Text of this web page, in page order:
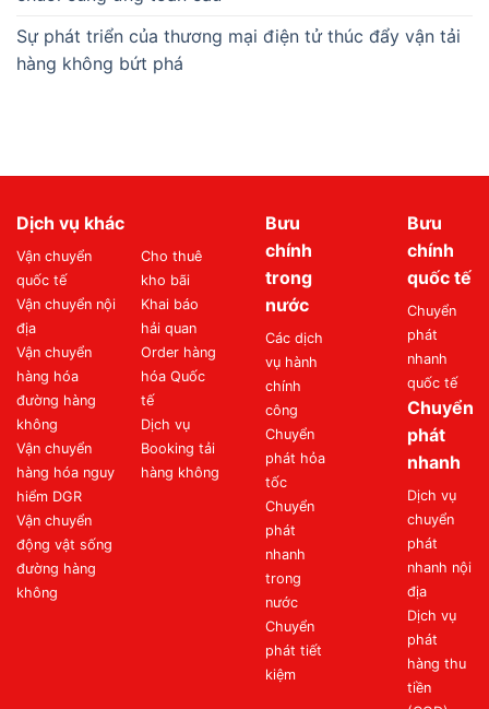
Sự phát triển của thương mại điện tử thúc đẩy vận tải
hàng không bứt phá
Dịch vụ khác
Vận chuyển
quốc tế
Vận chuyển nội
địa
Vận chuyển
hàng hóa
đường hàng
không
Vận chuyển
hàng hóa nguy
hiểm DGR
Vận chuyển
động vật sống
đường hàng
không
Cho thuê
kho bãi
Khai báo
hải quan
Order hàng
hóa Quốc
tế
Dịch vụ
Booking tải
hàng không
Bưu
chính
trong
nước
Các dịch
vụ hành
chính
công
Chuyển
phát hỏa
tốc
Chuyển
phát
nhanh
trong
nước
Chuyển
phát tiết
kiệm
Bưu
chính
quốc tế
Chuyển
phát
nhanh
quốc tế
Chuyển
phát
nhanh
Dịch vụ
chuyển
phát
nhanh nội
địa
Dịch vụ
phát
hàng thu
tiền